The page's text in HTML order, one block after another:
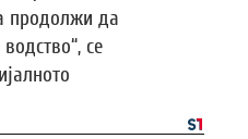
продолжи да
се